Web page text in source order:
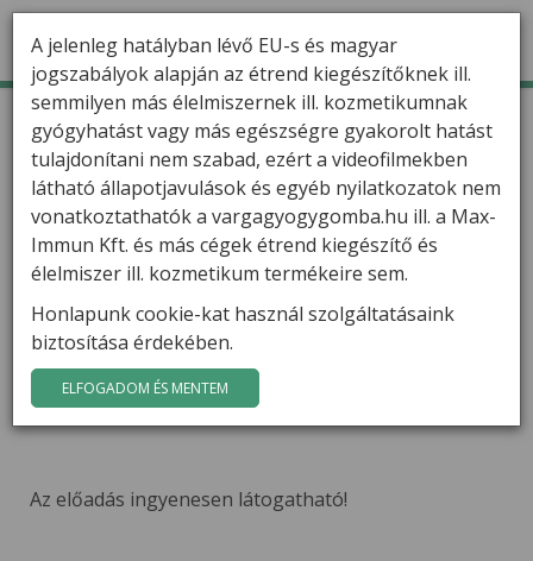
TERMÉKEK
HÍREK
VARGA GÁBOR
FILMEK
GYÓGYGOMBÁK
KAPCSOLAT
Kezdőlap
Hírek
Varga Gábor hatóanyag-kutató előadást tart Miskolcon
Varga Gábor hatóanyag-
kutató előadást tart
Miskolcon
Varga Gábor hatóanyag-kutató ELŐADÁST tart
MISKOLCON
2013. május 25-én 17 órától
konferenciatermében (Mindszent tér 1.)
Az előadás ingyenesen látogatható!
A jelenleg hatályban lévő EU-s és magyar
jogszabályok alapján az étrend kiegészítőknek ill.
semmilyen más élelmiszernek ill. kozmetikumnak
gyógyhatást vagy más egészségre gyakorolt hatást
tulajdonítani nem szabad, ezért a videofilmekben
látható állapotjavulások és egyéb nyilatkozatok nem
vonatkoztathatók a vargagyogygomba.hu ill. a Max-
Immun Kft. és más cégek étrend kiegészítő és
élelmiszer ill. kozmetikum termékeire sem.
Honlapunk cookie-kat használ szolgáltatásaink
biztosítása érdekében.
ELFOGADOM ÉS MENTEM